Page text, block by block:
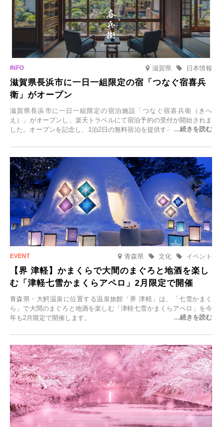
滋賀県 日本情報
滋賀県長浜市に一日一組限定の宿「つなぐ宿喜兵
衛」がオープン
滋賀県長浜市に一日一組限定の宿泊施設「つなぐ宿喜兵衛（きへ
え）」がオープンし、楽天トラベルにて宿泊予約の受付が開始されま
した。オープンを記念し、1泊2日の無料宿泊を提供するキャンペーン
一組限定の宿だからこそ叶う、大切な人との特別な時間を体験いただ
けます。
青森県 イベント
文化
【界 津軽】かまくらで大間のまぐろと地酒を楽し
む「津軽七雪かまくらアペロ」2月限定で開催
青森県・大鰐温泉に位置する温泉旅館「界 津軽」は、「七雪かまく
ら」で大間のまぐろと地酒を楽しむ「津軽七雪かまくらアペロ」を今
年も2月限定で開催します。